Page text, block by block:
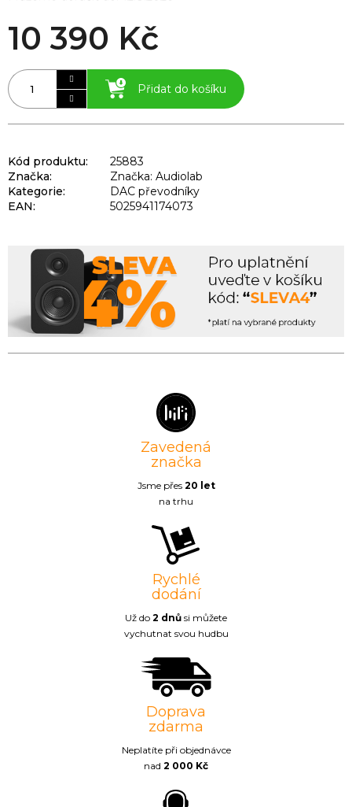
10 390 Kč
Přidat do košíku
Kód produktu:
25883
Značka:
Značka: Audiolab
Kategorie:
DAC převodníky
EAN: 5025941174073
Zavedená
značka
Jsme přes 20 let
na trhu
Rychlé
dodání
Už do 2 dnů si můžete
vychutnat svou hudbu
Doprava
zdarma
Neplatíte při objednávce
nad 2 000 Kč